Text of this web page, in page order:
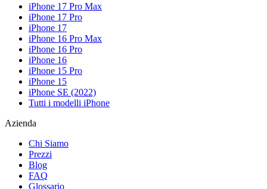
iPhone 17 Pro Max
iPhone 17 Pro
iPhone 17
iPhone 16 Pro Max
iPhone 16 Pro
iPhone 16
iPhone 15 Pro
iPhone 15
iPhone SE (2022)
Tutti i modelli iPhone
Azienda
Chi Siamo
Prezzi
Blog
FAQ
Glossario